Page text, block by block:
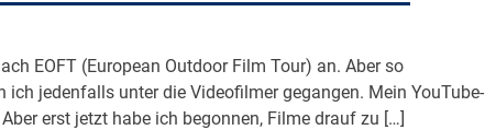
EOFT (European Outdoor Film Tour) an. Aber so
jedenfalls unter die Videofilmer gegangen. Mein YouTube-
erst jetzt habe ich begonnen, Filme drauf zu […]